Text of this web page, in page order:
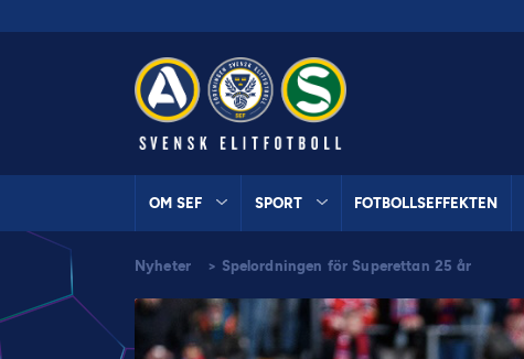
OM SEF SPORT FOTBOLLSEFFEKTEN
Nyheter > Spelordningen för Superettan 25 år